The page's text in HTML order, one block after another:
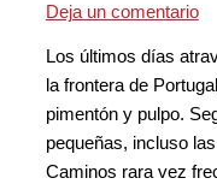
Deja un comentario
Los últimos días
la frontera de
pimentón y pulpo.
pequeñas, incluso
Caminos rara vez